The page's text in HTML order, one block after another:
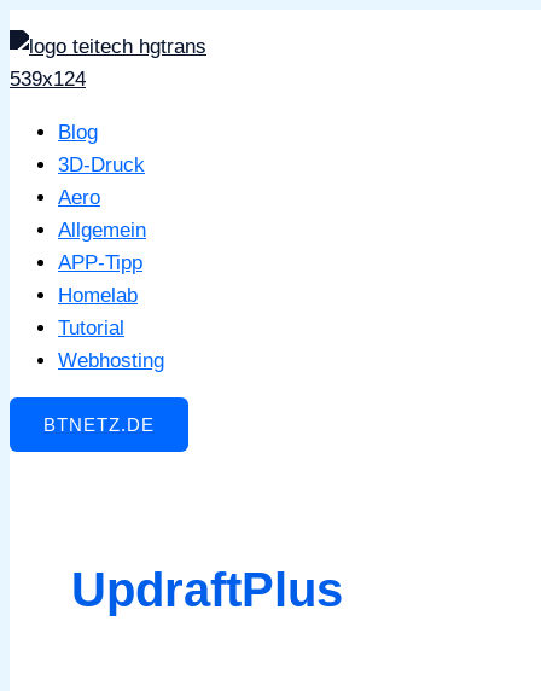
Zum
Inhalt
springen
Blog
3D-Druck
Aero
Allgemein
APP-Tipp
Homelab
Tutorial
Webhosting
BTNETZ.DE
UpdraftPlus